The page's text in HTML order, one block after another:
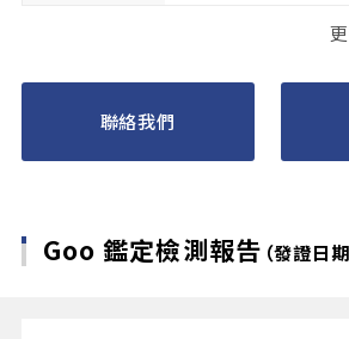
聯絡我們
Goo 鑑定檢測報告 （發證日